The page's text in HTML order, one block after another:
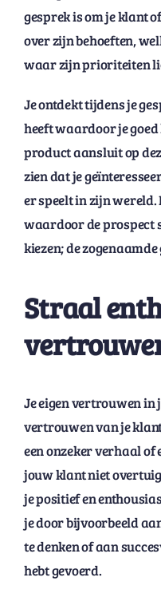
gesprek is om je klant
over zijn behoeften,
waar zijn prioriteiten
Je ontdekt tijdens je
heeft waardoor je
product aansluit op
zien dat je
er speelt in zijn wereld.
waardoor de prospect
kiezen; de
Straal
Je eigen vertrouwen in
vertrouwen van je
een onzeker verhaal of
jouw klant niet
je positief en
je door bijvoorbeeld
te denken of aan
hebt gevoerd.